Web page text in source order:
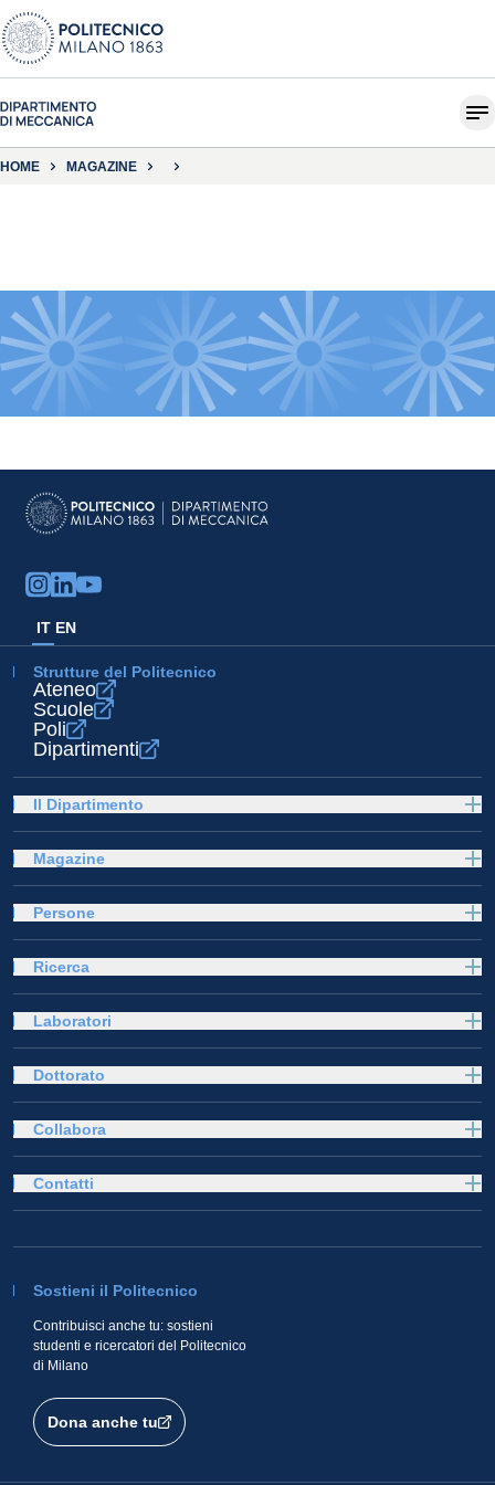
HOME MAGAZINE
IT EN
Strutture del Politecnico
Ateneo
Scuole
Poli
Dipartimenti
Il Dipartimento
Magazine
Persone
Ricerca
Laboratori
Dottorato
Collabora
Sostieni il Politecnico
Contribuisci anche tu: sostieni
studenti e ricercatori del Politecnico
di Milano
Dona anche tu
Contatti